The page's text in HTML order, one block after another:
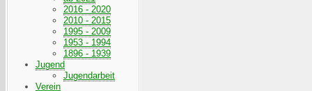
2016 - 2020
2010 - 2015
1995 - 2009
1953 - 1994
1896 - 1939
Jugend
Jugendarbeit
Verein